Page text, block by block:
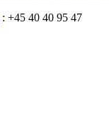
: +45 40 40 95 47